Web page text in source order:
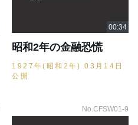
昭和2年の金融恐慌
1927年(昭和2年) 03月14日
公開
No.CFSW01-9